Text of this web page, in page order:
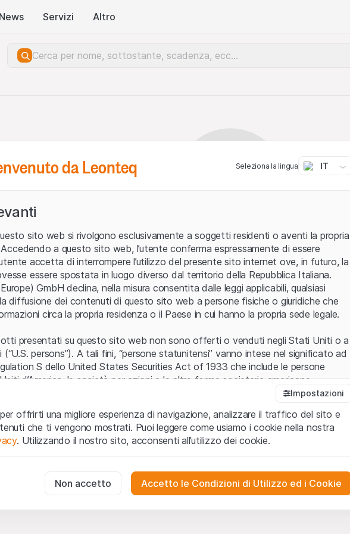
News Servizi Altro
Errore del server.
da Leonteq Seleziona la lingua IT
sito web si rivolgono esclusivamente a soggetti residenti o aventi la propria
a questo sito web, l’utente conferma espressamente di essere
accetta di interrompere l’utilizzo del presente sito internet ove, in futuro, la
essere spostata in luogo diverso dal territorio della Repubblica Italiana.
GmbH declina, nella misura consentita dalle leggi applicabili, qualsiasi
diffusione dei contenuti di questo sito web a persone fisiche o giuridiche che
circa la propria residenza o il Paese in cui hanno la propria sede legale.
presentati su questo sito web non sono offerti o venduti negli Stati Uniti o a
persons”). A tali fini, “persone statunitensi” vanno intese nel significato ad
S dello United States Securities Act of 1933 che include le persone
d’America, le società per azioni e le altre forme societarie americane.
web (di seguito, il “Sito”) si dichiara di aver compreso e di accettare le
avvertenze importanti e le condizioni di utilizzo ivi rese disponibili. Nel caso in
utilizzonon siano accettate, l’utente è tenuto ad interrompere l’utilizzo del
o invito ad acquistare
i dati, i servizi, gli strumenti, i documenti (i “Contenuti del Sito”) contenuti o
web hanno esclusivamente finalità informative e non rappresentano né
Impostazioni
offrirti una migliore esperienza di navigazione, analizzare il traffico del sito e
che ti vengono mostrati. Puoi leggere come usiamo i cookie nella nostra
. Utilizzando il nostro sito, acconsenti all’utilizzo dei cookie.
per il funzionamento del sito web e non possono essere disattivati.
Non accetto Accetto le Condizioni di Utilizzo ed i Cookie